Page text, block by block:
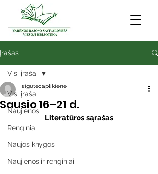
Įrašas
Visi įrašai
Naujienos
Renginiai
Naujos knygos
Naujienos ir renginiai
Visi įrašai
Sausio 16–21 d.
sigutecaplikiene
Literatūros sąrašas